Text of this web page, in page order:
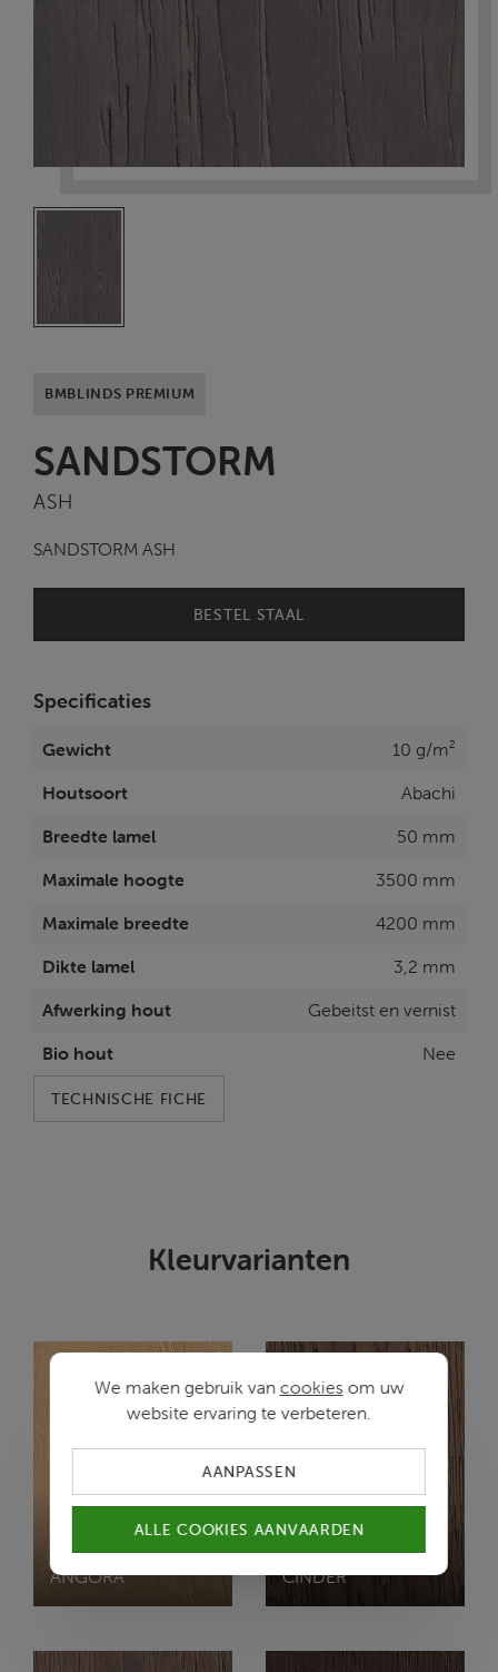
BMBLINDS PREMIUM
SANDSTORM
ASH
SANDSTORM ASH
BESTEL STAAL
Specificaties
Gewicht
10 g/m²
Houtsoort
Abachi
Breedte lamel
50 mm
Maximale hoogte
3500 mm
Maximale breedte
4200 mm
Dikte lamel
3,2 mm
Afwerking hout
Gebeitst en vernist
Bio hout
Nee
TECHNISCHE FICHE
Kleurvarianten
ANGORA CINDER
We maken gebruik van cookiesom uw
website ervaring te verbeteren.
AANPASSEN
ALLE COOKIES AANVAARDEN